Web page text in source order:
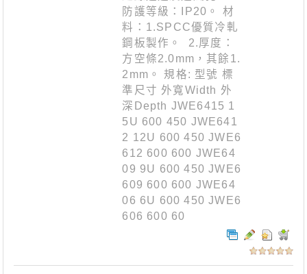
防護等級：IP20。 材
料：1.SPCC優質冷軋
鋼板製作。 2.厚度：
方空條2.0mm，其餘1.
2mm。 規格: 型號 標
準尺寸 外寬Width 外
深Depth JWE6415 1
5U 600 450 JWE641
2 12U 600 450 JWE6
612 600 600 JWE64
09 9U 600 450 JWE6
609 600 600 JWE64
06 6U 600 450 JWE6
606 600 60